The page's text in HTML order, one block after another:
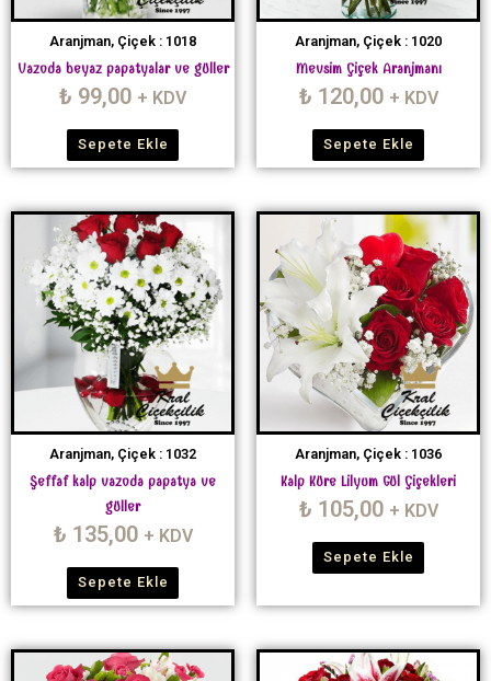
Aranjman, Çiçek : 1018
Vazoda beyaz papatyalar ve güller
₺ 99,00 + KDV
Sepete Ekle
Aranjman, Çiçek : 1020
Mevsim Çiçek Aranjmanı
₺ 120,00 + KDV
Sepete Ekle
Aranjman, Çiçek : 1032
Şeffaf kalp vazoda papatya ve
güller
₺ 135,00 + KDV
Sepete Ekle
Aranjman, Çiçek : 1036
Kalp Küre Lilyum Gül Çiçekleri
₺ 105,00 + KDV
Sepete Ekle